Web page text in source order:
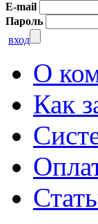
E-mail
Пароль
вход
О
Как